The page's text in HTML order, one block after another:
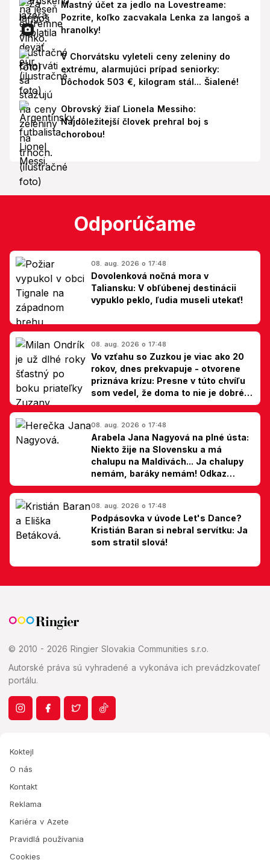
Mastný účet za jedlo na Lovestreame:
Pozrite, koľko zacvakala Lenka za langoš a
hranolky!
V Chorvátsku vyleteli ceny zeleniny do
extrému, alarmujúci prípad seniorky:
Dôchodok 503 €, kilogram stál... Šialené!
Obrovský žiaľ Lionela Messiho:
Najdôležitejší človek prehral boj s
chorobou!
Odporúčame
08. aug. 2026 o 17:48
Dovolenková nočná mora v
Taliansku: V obľúbenej destinácii
vypuklo peklo, ľudia museli utekať!
08. aug. 2026 o 17:48
Vo vzťahu so Zuzkou je viac ako 20
rokov, dnes prekvapuje - otvorene
priznáva krízu: Presne v túto chvíľu
som vedel, že doma to nie je dobré,
hovorí Milan Ondrík
08. aug. 2026 o 17:48
Arabela Jana Nagyová na plné ústa:
Niekto žije na Slovensku a má
chalupu na Maldivách... Ja chalupy
nemám, baráky nemám! Odkaz
Slovákom
08. aug. 2026 o 17:48
Podpásovka v úvode Let's Dance?
Kristián Baran si nebral servítku: Ja
som stratil slová!
© 2010 - 2026 Ringier Slovakia Communities s.r.o.
Autorské práva sú vyhradené a vykonáva ich prevádzkovateľ
portálu.
Koktejl
O nás
Kontakt
Reklama
Kariéra v Azete
Pravidlá používania
Cookies